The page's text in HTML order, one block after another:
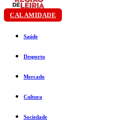
CALAMIDADE
Saúde
Desporto
Mercado
Cultura
Sociedade